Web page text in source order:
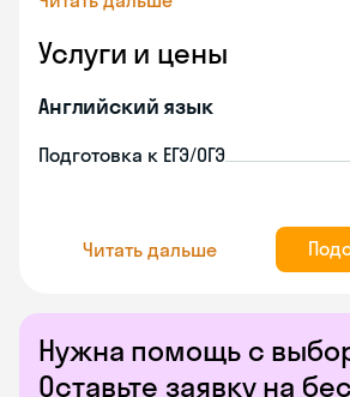
Нужна помощь с
Оставьте заявку на
Услуги и цены
Английский язык
Подготовка к ЕГЭ/ОГЭ
Читать дальше